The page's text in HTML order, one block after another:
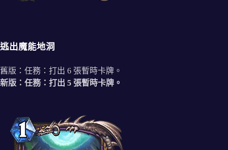
逃出魔能地洞
舊版：任務：打出 6 張暫時卡牌。
新版：任務：打出 5 張暫時卡牌。